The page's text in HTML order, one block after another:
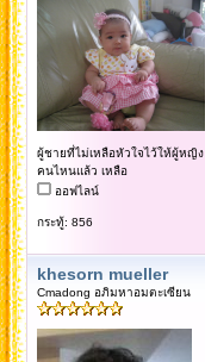
ผู้ชายที่ไม่เหลือหัวใจไว้ให้ผู้หญิง
คนไหนแล้ว เหลือ
ออฟไลน์
กระทู้: 856
khesorn mueller
Cmadong อภิมหาอมตะเซียน